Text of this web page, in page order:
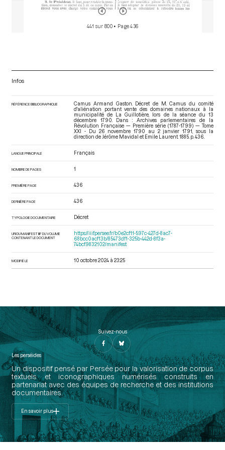
441 sur 800 • Page 436
Infos
RÉFÉRENCE BIBLIOGRAPHIQUE
Camus Armand Gaston. Décret de M. Camus du comité
d'aliénation portant vente des domaines nationaux à la
municipalité de La Guillotière, lors de la séance du 13
décembre 1790. Dans : Archives parlementaires de la
Révolution Française — Première série (1787-1799) — Tome
XXI - Du 26 novembre 1790 au 2 janvier 1791
, sous la
direction de Jérôme Mavidal et Emile Laurent. 1885. p. 436.
LANGUE PRINCIPALE Français
NOMBRE DE PAGES 1
PREMIÈRE PAGE 436
DERNIÈRE PAGE 436
TYPOLOGIE DOCUMENTAIRE Décret
URI DU MANIFEST IIIF DU VOLUME
CONTENANT LE DOCUMENT
https://iiif.persee.fr/b0e2cf11-597c-427d-8ac7-
68bcc0acf13b/85473df1-325b-442d-8f3a-
74bcf9832102/manifest
MODIFIÉ LE 10 octobre 2024 à 23:25
Suivez-nous
Les perséides
Un dispositif pensé par Persée pour la valorisation de corpus
textuels et iconographiques numérisés construits en
partenariat avec des équipes de recherche et des institutions
documentaires.
En savoir plus